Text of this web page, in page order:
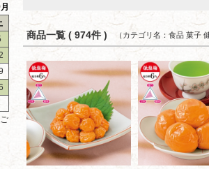
商品一覧 ( 974件 ) （カテゴリ名：食品 菓子